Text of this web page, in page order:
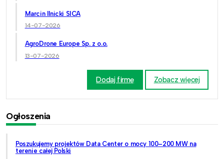
Marcin Ilnicki SICA
14-07-2026
AgroDrone Europe Sp. z o.o.
13-07-2026
Dodaj firmę Zobacz więcej
Ogłoszenia
Poszukujemy projektów Data Center o mocy 100–200 MW na
terenie całej Polski